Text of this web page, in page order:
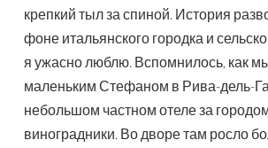
крепкий тыл за спиной. История
фоне итальянского городка и
я ужасно люблю. Вспомнилось, как
маленьким Стефаном в Рива-дель-
небольшом частном отеле за
виноградники. Во дворе там росло